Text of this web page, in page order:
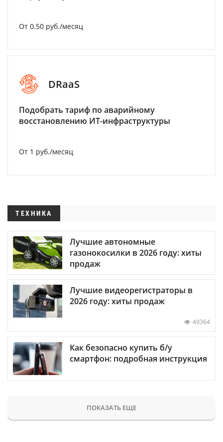
От 0.50 руб./месяц
DRaaS
Подобрать тариф по аварийному
восстановлению ИТ-инфраструктуры
От 1 руб./месяц
ТЕХНИКА
Лучшие автономные
газонокосилки в 2026 году: хиты
продаж
Лучшие видеорегистраторы в
2026 году: хиты продаж
49364
Как безопасно купить б/у
смартфон: подробная инструкция
ПОКАЗАТЬ ЕЩЕ